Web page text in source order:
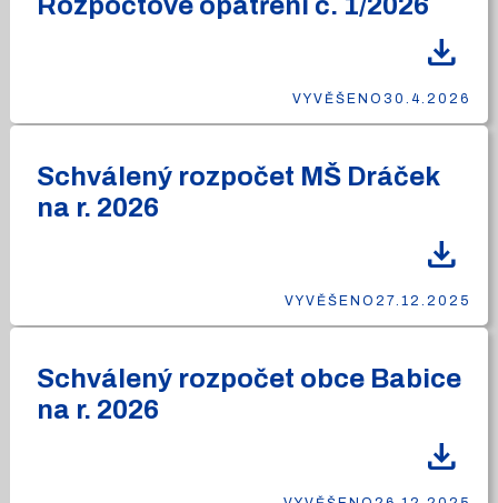
download
VYVĚŠENO 30.4.2026
Schválený rozpočet MŠ Dráček
na r. 2026
download
VYVĚŠENO 27.12.2025
Schválený rozpočet obce Babice
na r. 2026
download